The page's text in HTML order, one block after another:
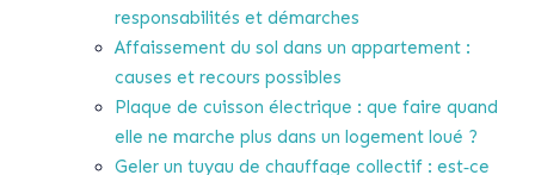
responsabilités et démarches
Affaissement du sol dans un appartement :
causes et recours possibles
Plaque de cuisson électrique : que faire quand
elle ne marche plus dans un logement loué ?
Geler un tuyau de chauffage collectif : est‑ce